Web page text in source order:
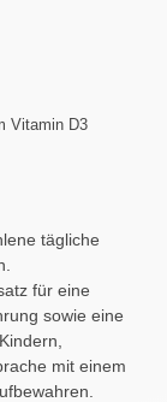
Vitamin D3
tägliche
für eine
sowie eine
mit einem